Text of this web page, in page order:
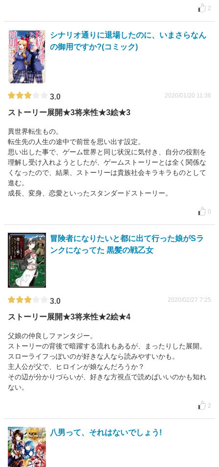
2
シナリオ通りに退場したのに、いまさらなん
の御用ですか?(コミック)
3.0 2020/01/20 11:36
ストーリー展開★3将来性★3絵★3
異世界転生もの。
転生先の人生の途中で前世を思い出す設定。
思い出した事で、ゲーム世界と同じ状況に気付き、自分の役割を
理解し受け入れようとしたが、ゲームストーリーとは全く関係な
くなったので、結果、ストーリーは貴族社会キラキラものとして
進む。
成長、変身、恋愛といったスタンダードストーリー。
0
冒険者になりたいと都に出て行った娘がSラ
ンクになってた 黒髪の戦乙女
3.0 2020/02/27 7:25
ストーリー展開★3将来性★2絵★4
父娘の仲良しファンタジー。
ストーリーの背後で暗躍する流れもあるが、まったりした展開。
スローライフっぽいのが好きな人なら読みやすいかも。
主人公が父で、ヒロインが娘なんだろうか？
その辺が分かりづらいが、好きな方視点で読めばいいのかも知れ
ない。
2
八男って、それはないでしょう!